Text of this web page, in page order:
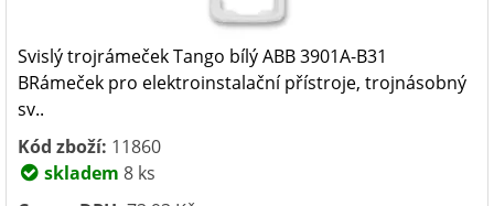
Svislý trojrámeček Tango bílý ABB 3901A-B31
BRámeček pro elektroinstalační přístroje, trojnásobný
sv..
Kód zboží: 11860
skladem 8 ks